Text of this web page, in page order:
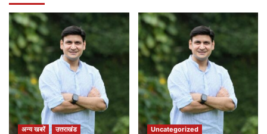
अन्य खबरें उत्तराखंड Uncategorized